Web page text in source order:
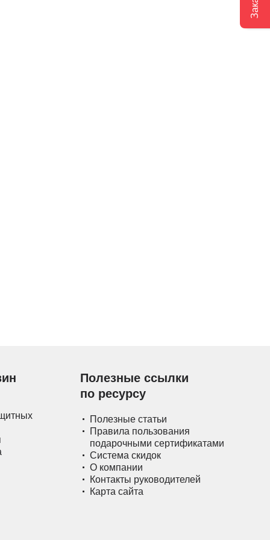
Полезные ссылки
по ресурсу
Полезные статьи
Правила пользования
подарочными сертификатами
Система скидок
О компании
Контакты руководителей
Карта сайта